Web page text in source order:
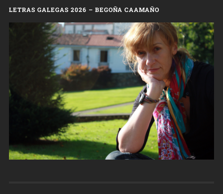
LETRAS GALEGAS 2026 – BEGOÑA CAAMAÑO